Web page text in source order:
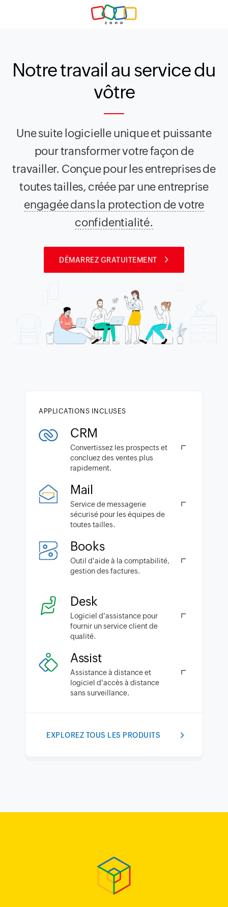
Notre travail au service du
vôtre
Une suite logicielle unique et puissante
pour transformer votre façon de
travailler. Conçue pour les entreprises de
toutes tailles, créée par une entreprise
engagée dans la protection de votre
confidentialité.
DÉMARREZ GRATUITEMENT
APPLICATIONS INCLUSES
CRM
Convertissez les prospects et
concluez des ventes plus
rapidement.
Mail
Service de messagerie
sécurisé pour les équipes de
toutes tailles.
Books
Outil d'aide à la comptabilité,
gestion des factures.
Desk
Logiciel d'assistance pour
fournir un service client de
qualité.
Assist
Assistance à distance et
logiciel d'accès à distance
sans surveillance.
EXPLOREZ TOUS LES PRODUITS